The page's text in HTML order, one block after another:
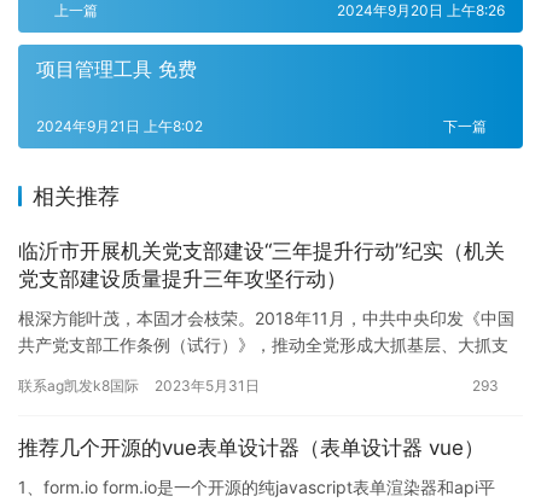
上一篇 2024年9月20日 上午8:26
项目管理工具 免费
下一篇
2024年9月21日 上午8:02
相关推荐
临沂市开展机关党支部建设“三年提升行动”纪实（机关
党支部建设质量提升三年攻坚行动）
根深方能叶茂，本固才会枝荣。2018年11月，中共中央印发《中国
共产党支部工作条例（试行）》，推动全党形成大抓基层、大抓支
联系ag凯发k8国际 2023年5月31日 293
推荐几个开源的vue表单设计器（表单设计器 vue）
1、form.io form.io是一个开源的纯javascript表单渲染器和api平